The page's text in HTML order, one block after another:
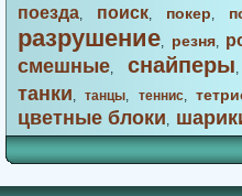
поезда, поиск, покер,
разрушение, резня,
смешные, снайперы
танки,танцы, теннис,
цветные блоки,